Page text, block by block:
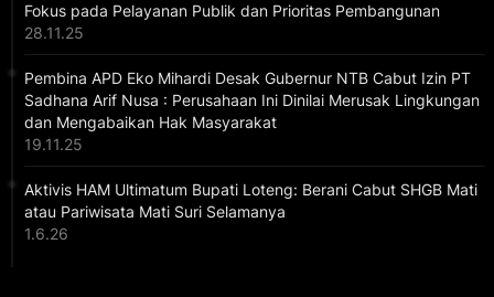
Fokus pada Pelayanan Publik dan Prioritas Pembangunan
28.11.25
Pembina APD Eko Mihardi Desak Gubernur NTB Cabut Izin PT
Sadhana Arif Nusa : Perusahaan Ini Dinilai Merusak Lingkungan
dan Mengabaikan Hak Masyarakat
19.11.25
Aktivis HAM Ultimatum Bupati Loteng: Berani Cabut SHGB Mati
atau Pariwisata Mati Suri Selamanya
1.6.26